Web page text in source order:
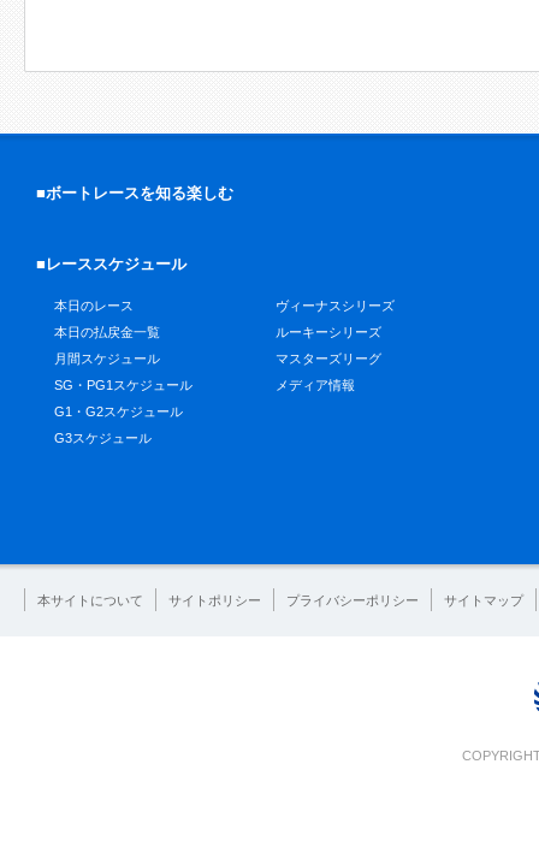
■ボートレースを知る楽しむ
■レーススケジュール
本日のレース
本日の払戻金一覧
月間スケジュール
SG・PG1スケジュール
G1・G2スケジュール
G3スケジュール
ヴィーナスシリーズ
ルーキーシリーズ
マスターズリーグ
メディア情報
本サイトについて サイトポリシー プライバシーポリシー サイトマップ